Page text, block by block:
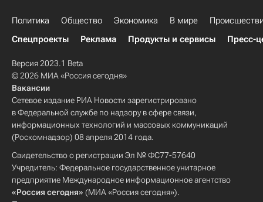
Политика Общество Экономика В мире
Спецпроекты
Реклама Продукты и сервисы Пресс-
Версия 2023.1 Beta
© 2026 МИА «Россия сегодня»
Вакансии
Сетевое издание РИА Новости зарегистрировано
в Федеральной службе по надзору в сфере связи,
информационных технологий и массовых коммуникаций
(Роскомнадзор) 08 апреля 2014 года.
Свидетельство о регистрации Эл № ФС77-57640
Учредитель: Федеральное государственное унитарное
предприятие Международное информационное агентство
«Россия сегодня» (МИА «Россия сегодня»).